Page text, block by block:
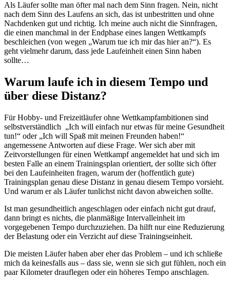
Als Läufer sollte man öfter mal nach dem Sinn fragen. Nein, nicht
nach dem Sinn des Laufens an sich, das ist unbestritten und ohne
Nachdenken gut und richtig. Ich meine auch nicht die Sinnfragen,
die einen manchmal in der Endphase eines langen Wettkampfs
beschleichen (von wegen „Warum tue ich mir das hier an?“). Es
geht vielmehr darum, dass jede Laufeinheit einen Sinn haben
sollte…
Warum laufe ich in diesem Tempo und
über diese Distanz?
Für Hobby- und Freizeitläufer ohne Wettkampfambitionen sind
selbstverständlich „Ich will einfach nur etwas für meine Gesundheit
tun!“ oder „Ich will Spaß mit meinen Freunden haben!“
angemessene Antworten auf diese Frage. Wer sich aber mit
Zeitvorstellungen für einen Wettkampf angemeldet hat und sich im
besten Falle an einem Trainingsplan orientiert, der sollte sich öfter
bei den Laufeinheiten fragen, warum der (hoffentlich gute)
Trainingsplan genau diese Distanz in genau diesem Tempo vorsieht.
Und warum er als Läufer tunlichst nicht davon abweichen sollte.
Ist man gesundheitlich angeschlagen oder einfach nicht gut drauf,
dann bringt es nichts, die planmäßige Intervalleinheit im
vorgegebenen Tempo durchzuziehen. Da hilft nur eine Reduzierung
der Belastung oder ein Verzicht auf diese Trainingseinheit.
Die meisten Läufer haben aber eher das Problem – und ich schließe
mich da keinesfalls aus – dass sie, wenn sie sich gut fühlen, noch ein
paar Kilometer drauflegen oder ein höheres Tempo anschlagen.